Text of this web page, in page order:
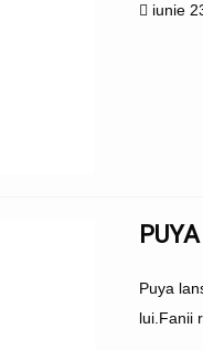
iunie
Puya
lui.Fanii